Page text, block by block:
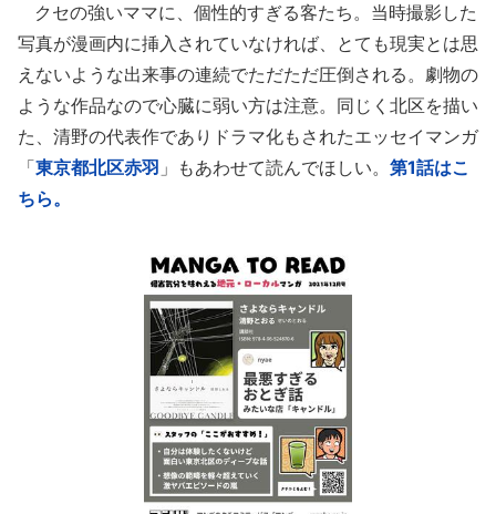
クセの強いママに、個性的すぎる客たち。当時撮影した
写真が漫画内に挿入されていなければ、とても現実とは思
えないような出来事の連続でただただ圧倒される。劇物の
ような作品なので心臓に弱い方は注意。同じく北区を描い
た、清野の代表作でありドラマ化もされたエッセイマンガ
「東京都北区赤羽 」もあわせて読んでほしい。 第1話はこ
ちら。